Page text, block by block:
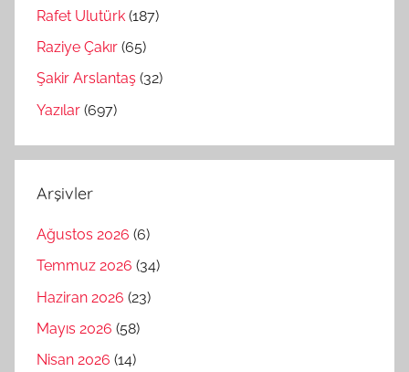
Rafet Ulutürk (187)
Raziye Çakır (65)
Şakir Arslantaş (32)
Yazılar (697)
Arşivler
Ağustos 2026 (6)
Temmuz 2026 (34)
Haziran 2026 (23)
Mayıs 2026 (58)
Nisan 2026 (14)